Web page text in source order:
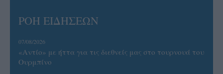
ΡΟΗ ΕΙΔΗΣΕΩΝ
07/08/2026
«Αντίο» με ήττα για τις διεθνείς μας στο τουρνουά του
Ουρμπίνο